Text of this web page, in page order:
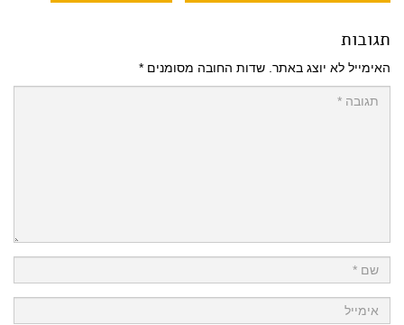
תגובות
האימייל לא יוצג באתר. שדות החובה מסומנים *